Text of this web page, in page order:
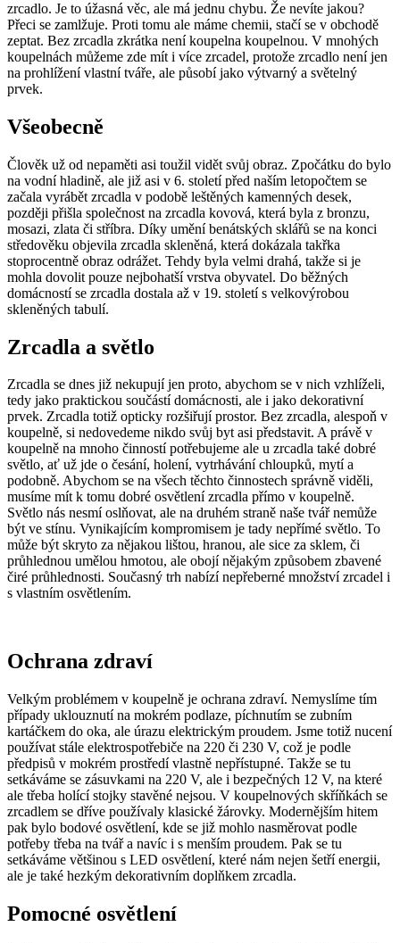
zrcadlo. Je to úžasná věc, ale má jednu chybu. Že nevíte jakou?
Přeci se zamlžuje. Proti tomu ale máme chemii, stačí se v obchodě
zeptat. Bez zrcadla zkrátka není koupelna koupelnou. V mnohých
koupelnách můžeme zde mít i více zrcadel, protože zrcadlo není jen
na prohlížení vlastní tváře, ale působí jako výtvarný a světelný
prvek.
Všeobecně
Člověk už od nepaměti asi toužil vidět svůj obraz. Zpočátku do bylo
na vodní hladině, ale již asi v 6. století před naším letopočtem se
začala vyrábět zrcadla v podobě leštěných kamenných desek,
později přišla společnost na zrcadla kovová, která byla z bronzu,
mosazi, zlata či stříbra. Díky umění benátských sklářů se na konci
středověku objevila zrcadla skleněná, která dokázala takřka
stoprocentně obraz odrážet. Tehdy byla velmi drahá, takže si je
mohla dovolit pouze nejbohatší vrstva obyvatel. Do běžných
domácností se zrcadla dostala až v 19. století s velkovýrobou
skleněných tabulí.
Zrcadla a světlo
Zrcadla se dnes již nekupují jen proto, abychom se v nich vzhlíželi,
tedy jako praktickou součástí domácnosti, ale i jako dekorativní
prvek. Zrcadla totiž opticky rozšiřují prostor. Bez zrcadla, alespoň v
koupelně, si nedovedeme nikdo svůj byt asi představit. A právě v
koupelně na mnoho činností potřebujeme ale u zrcadla také dobré
světlo, ať už jde o česání, holení, vytrhávání chloupků, mytí a
podobně. Abychom se na všech těchto činnostech správně viděli,
musíme mít k tomu dobré osvětlení zrcadla přímo v koupelně.
Světlo nás nesmí oslňovat, ale na druhém straně naše tvář nemůže
být ve stínu. Vynikajícím kompromisem je tady nepřímé světlo. To
může být skryto za nějakou lištou, hranou, ale sice za sklem, či
průhlednou umělou hmotou, ale obojí nějakým způsobem zbavené
čiré průhlednosti. Současný trh nabízí nepřeberné množství zrcadel i
s vlastním osvětlením.
Ochrana zdraví
Velkým problémem v koupelně je ochrana zdraví. Nemyslíme tím
případy uklouznutí na mokrém podlaze, píchnutím se zubním
kartáčkem do oka, ale úrazu elektrickým proudem. Jsme totiž nucení
používat stále elektrospotřebiče na 220 či 230 V, což je podle
předpisů v mokrém prostředí vlastně nepřístupné. Takže se tu
setkáváme se zásuvkami na 220 V, ale i bezpečných 12 V, na které
ale třeba holící stojky stavěné nejsou. V koupelnových skříňkách se
zrcadlem se dříve používaly klasické žárovky. Modernějším hitem
pak bylo bodové osvětlení, kde se již mohlo nasměrovat podle
potřeby třeba na tvář a navíc i s menším proudem. Pak se tu
setkáváme většinou s LED osvětlení, které nám nejen šetří energii,
ale je také hezkým dekorativním doplňkem zrcadla.
Pomocné osvětlení